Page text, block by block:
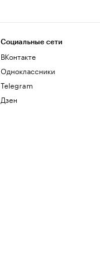
Социальные сети
ВКонтакте
Одноклассники
Telegram
Дзен